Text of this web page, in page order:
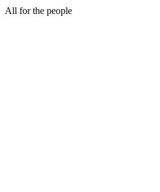
All for the people